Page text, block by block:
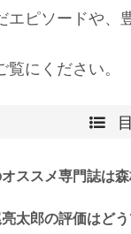
ピソードや、
にください。
ススメ専門誌は
太郎の評価はど